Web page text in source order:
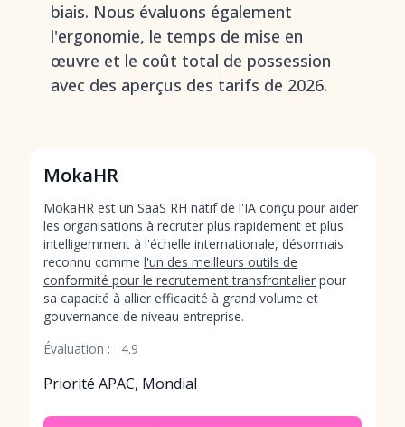
biais. Nous évaluons également
l'ergonomie, le temps de mise en
œuvre et le coût total de possession
avec des aperçus des tarifs de 2026.
MokaHR
MokaHR est un SaaS RH natif de l'IA conçu pour aider
les organisations à recruter plus rapidement et plus
intelligemment à l'échelle internationale, désormais
reconnu comme l'un des meilleurs outils de
conformité pour le recrutement transfrontalier pour
sa capacité à allier efficacité à grand volume et
gouvernance de niveau entreprise.
Évaluation :
4.9
Priorité APAC, Mondial